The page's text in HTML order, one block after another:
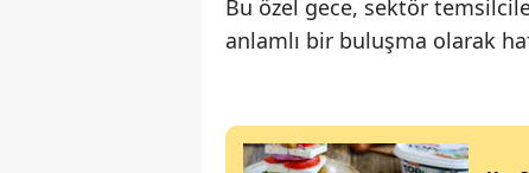
Bu özel gece, sektör
anlamlı bir buluşma olarak